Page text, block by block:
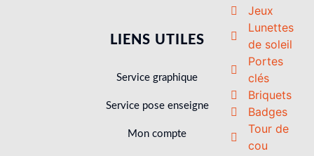
Jeux
Lunettes
de soleil
Portes
clés
Briquets
Badges
Tour de
cou
LIENS UTILES
Service graphique
Service pose enseigne
Mon compte